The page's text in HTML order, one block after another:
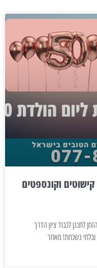
למסיבת יום הולדת 50 – קישוטים וקונספטים
חוגגים בקרוב יום הולדת 50, זה הזמן לתכנן לכבוד ציון הדרך
נשכחת! מאחר